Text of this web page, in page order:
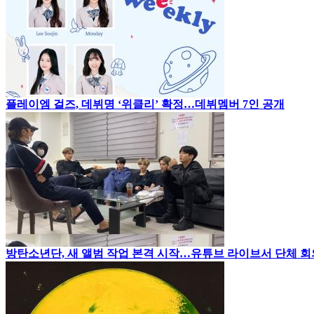
플레이엠 걸즈, 데뷔명 ‘위클리’ 확정…데뷔멤버 7인 공개
방탄소년단, 새 앨범 작업 본격 시작…유튜브 라이브서 단체 회